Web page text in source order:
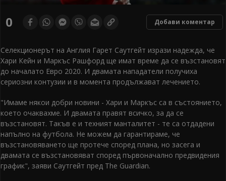
0 Добави коментар
Селекционерът на Англия Гарет Саутгейт изрази надежда, че
Хари Кейн и Маркъс Рашфорд ще имат време да се възстановят
до началато Евро 2020. И двамата нападатели получиха
сериозни контузии и в момента продължават лечението.
"Имаме някои добри новини - Хари и Маркъс са в състоянието,
което очаквахме. И двамата правят всичко, за да се
възстановят. Такъв е и техният манталитет - те са отдадени
напълно на футбола. Не можем да гарантираме, че
възстановяването ще протече според плана, но засега и
двамата се възстановяват според първоначално предвидения
график", заяви Саутгейт пред The Guardian.